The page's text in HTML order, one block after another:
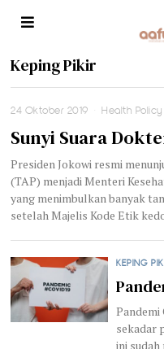
Keping Pikir
24 Oktober 2019 Health Policy
Sunyi Suara
Presiden Jokowi resmi
(TAP) menjadi Menteri
yang menimbulkan banyak
setelah Majelis Kode Etik
KEPING
sekadar
ini